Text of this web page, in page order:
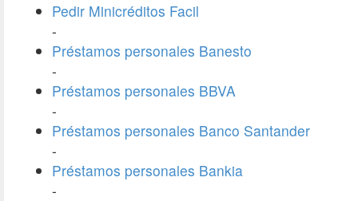
Pedir Minicréditos Facil
-
Préstamos personales Banesto
-
Préstamos personales BBVA
-
Préstamos personales Banco Santander
-
Préstamos personales Bankia
-